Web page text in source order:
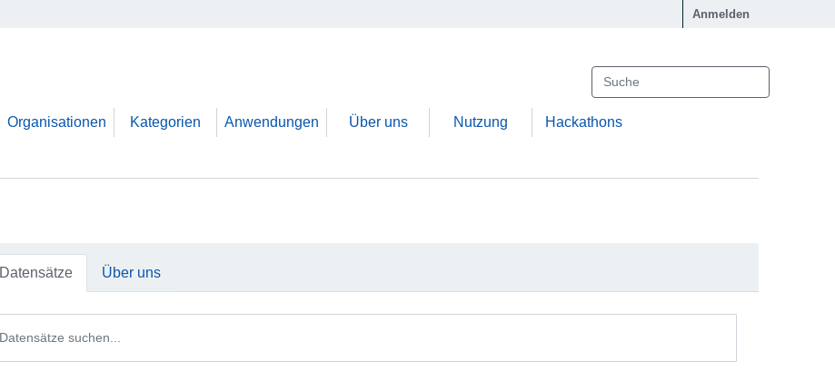
Anmelden
Organisationen Kategorien Anwendungen Über uns Nutzung Hackathons
Datensätze Über uns